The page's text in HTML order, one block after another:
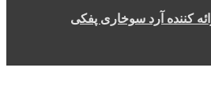
کننده آرد سوخاری پفکی